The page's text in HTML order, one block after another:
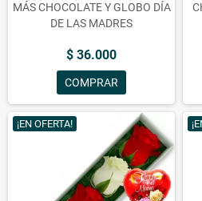
MÁS CHOCOLATE Y GLOBO DÍA
DE LAS MADRES
$ 36.000
COMPRAR
¡EN OFERTA!